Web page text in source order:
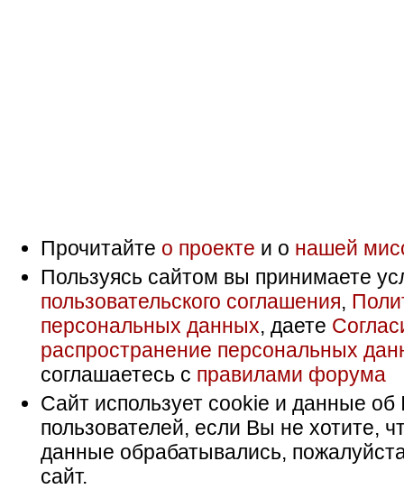
Прочитайте о проекте и о нашей
Пользуясь сайтом вы принимаете
пользовательского соглашения,
персональных данных, даете
распространение персональных
соглашаетесь с правилами форума
Сайт использует cookie и данные об
пользователей, если Вы не хотите,
данные обрабатывались,
сайт.